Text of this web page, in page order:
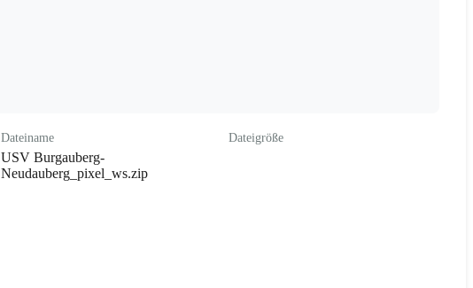
Dateiname
USV Burgauberg-
Neudauberg_pixel_ws.zip
Dateigröße